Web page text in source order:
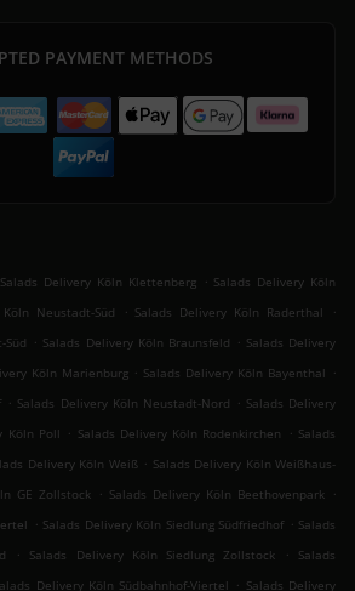
PAYMENT METHODS
Salads Delivery Köln Klettenberg . Salads Delivery Köln
Neustadt-Süd . Salads Delivery Köln Raderthal
.
. Salads Delivery Köln Braunsfeld . Salads Delivery
Köln Marienburg . Salads Delivery Köln Bayenthal .
. Salads Delivery Köln Neustadt-Nord . Salads Delivery
Köln Poll . Salads Delivery Köln Rodenkirchen . Salads
Delivery Köln Weiß . Salads Delivery Köln Weißhaus-
GE Zollstock . Salads Delivery Köln Beethovenpark .
. Salads Delivery Köln Siedlung Südfriedhof . Salads
. Salads Delivery Köln Siedlung Zollstock .
Salads
Delivery Köln Südbahnhof-Viertel . Salads Delivery